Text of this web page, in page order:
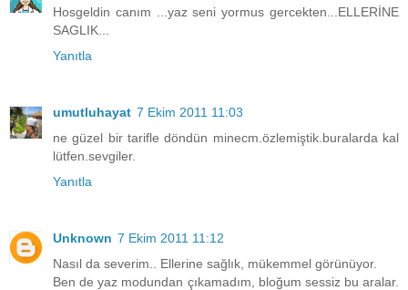
Hosgeldin canım ...yaz seni yormus gercekten...ELLERİNE
SAGLIK...
Yanıtla
umutluhayat 7 Ekim 2011 11:03
ne güzel bir tarifle döndün minecm.özlemiştik.buralarda kal
lütfen.sevgiler.
Yanıtla
Unknown 7 Ekim 2011 11:12
Nasıl da severim.. Ellerine sağlık, mükemmel görünüyor.
Ben de yaz modundan çıkamadım, bloğum sessiz bu aralar.